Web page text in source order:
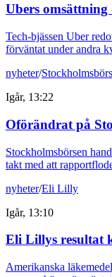
Ubers
Tech-bjässen Uber
förväntat under andra
nyheter/
Igår, 13:22
Oförändrat på
Stockholmsbörsen
takt med att
nyheter/Eli Lilly
Igår, 13:10
Eli Lillys resultat
Amerikanska